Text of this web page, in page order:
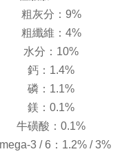
粗灰分：9%
粗纖維：4%
水分：10%
鈣：1.4%
磷：1.1%
鎂：0.1%
牛磺酸：0.1%
3 / 6：1.2% / 3%